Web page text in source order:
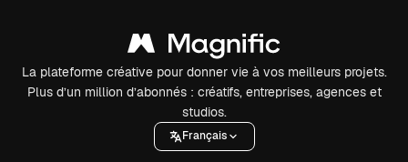
La plateforme créative pour donner vie à vos meilleurs projets.
Plus d’un million d’abonnés : créatifs, entreprises, agences et
studios.
Français